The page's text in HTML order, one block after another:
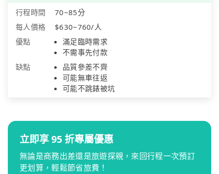
行程時間
70~85分
每人價格
$630~760/人
優點
滿足臨時需求
不需事先付款
缺點
品質參差不齊
可能無車往返
可能不跳錶被坑
立即享 95 折專屬優惠
無論是商務出差還是旅遊探親，來回行程一次預訂
更划算，輕鬆節省旅費！